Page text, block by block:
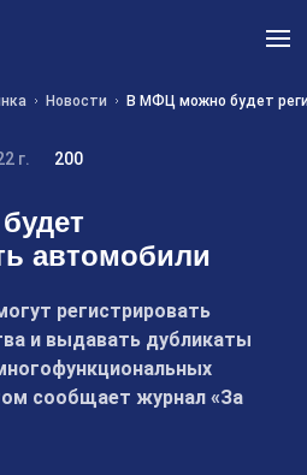
Новости В МФЦ можно будет
г. 200
автомобили
регистрировать
и выдавать дубликаты
сообщает журнал «За